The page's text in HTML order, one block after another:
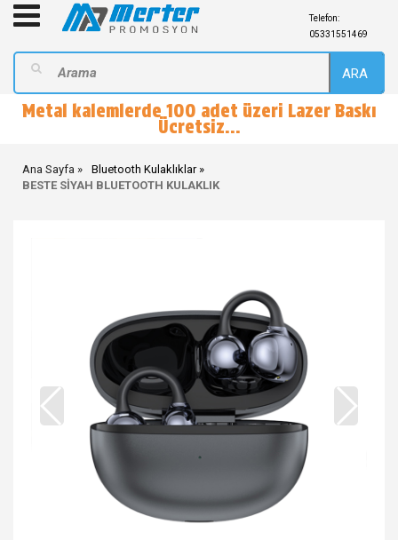
Telefon:
05331551469
ARA
Metal kalemlerde 100 adet üzeri Lazer Baskı
Ücretsiz...
Ana Sayfa
Bluetooth Kulaklıklar
BESTE SİYAH BLUETOOTH KULAKLIK